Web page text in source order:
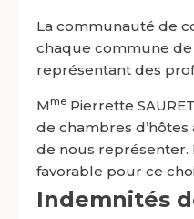
La communauté de
chaque commune
représentant des
Mme Pierrette
de chambres
de nous représenter.
favorable pour ce
Indemnités